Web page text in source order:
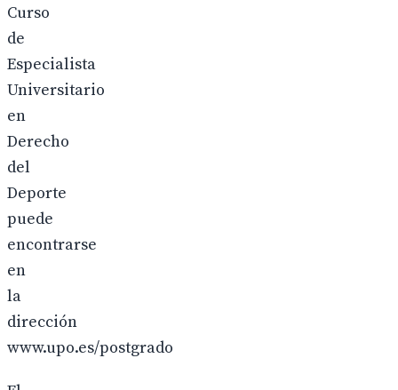
Curso
de
Especialista
Universitario
en
Derecho
del
Deporte
puede
encontrarse
en
la
dirección
www.upo.es/postgrado